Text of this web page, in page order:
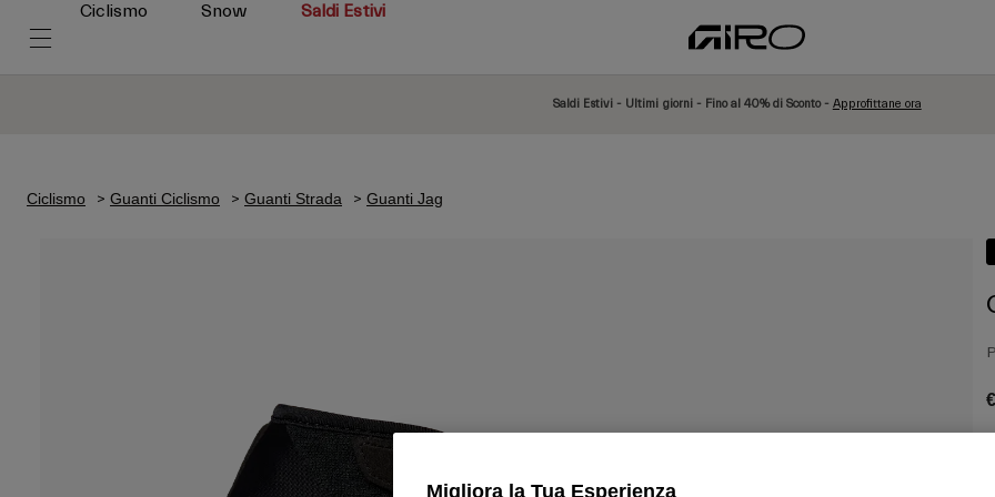
Ciclismo Snow Saldi Estivi
Saldi Estivi - Ultimi giorni - Fino al 40% di Sconto - Approfittane ora
Ciclismo Guanti Ciclismo Guanti Strada Guanti Jag
Migliora la Tua Esperienza